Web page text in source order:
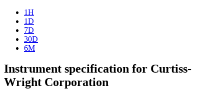
1H
1D
7D
30D
6M
Instrument specification for Curtiss-
Wright Corporation